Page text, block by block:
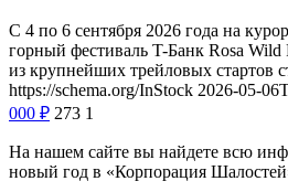
С 4 по 6 сентября 2026 года на
горный фестиваль T-Банк Rosa
из крупнейших трейловых стартов
https://schema.org/InStock 2026-05-
000 ₽ 273 1
На нашем сайте вы найдете всю
новый год в «Корпорация